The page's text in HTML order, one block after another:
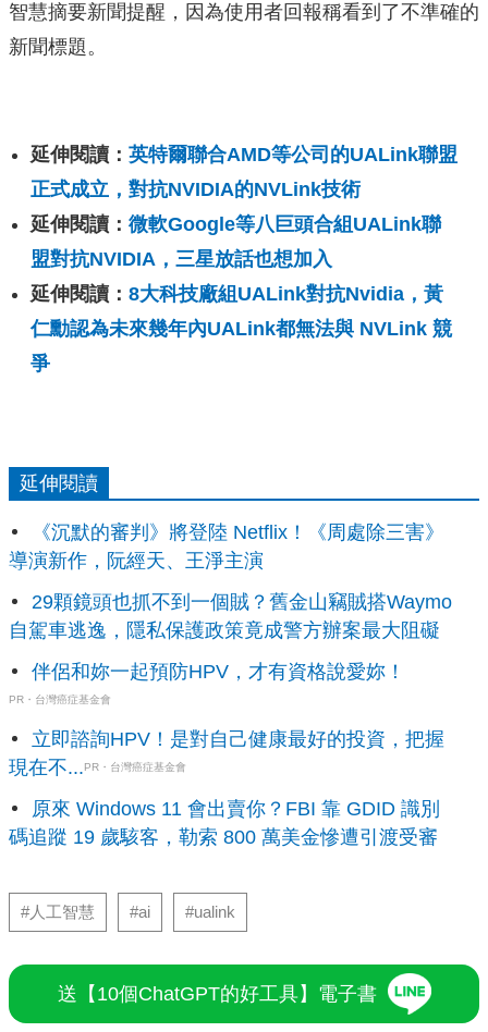
智慧摘要新聞提醒，因為使用者回報稱看到了不準確的
新聞標題。
延伸閱讀： 英特爾聯合AMD等公司的UALink聯盟
正式成立，對抗NVIDIA的NVLink技術
延伸閱讀： 微軟Google等八巨頭合組UALink聯
盟對抗NVIDIA，三星放話也想加入
延伸閱讀： 8大科技廠組UALink對抗Nvidia，黃
仁勳認為未來幾年內UALink都無法與 NVLink 競
爭
延伸閱讀
《沉默的審判》將登陸 Netflix！《周處除三害》
導演新作，阮經天、王淨主演
29顆鏡頭也抓不到一個賊？舊金山竊賊搭Waymo
自駕車逃逸，隱私保護政策竟成警方辦案最大阻礙
伴侶和妳一起預防HPV，才有資格說愛妳！
PR・台灣癌症基金會
立即諮詢HPV！是對自己健康最好的投資，把握
現在不...PR・台灣癌症基金會
原來 Windows 11 會出賣你？FBI 靠 GDID 識別
碼追蹤 19 歲駭客，勒索 800 萬美金慘遭引渡受審
#人工智慧 #ai #ualink
送【10個ChatGPT的好工具】電子書